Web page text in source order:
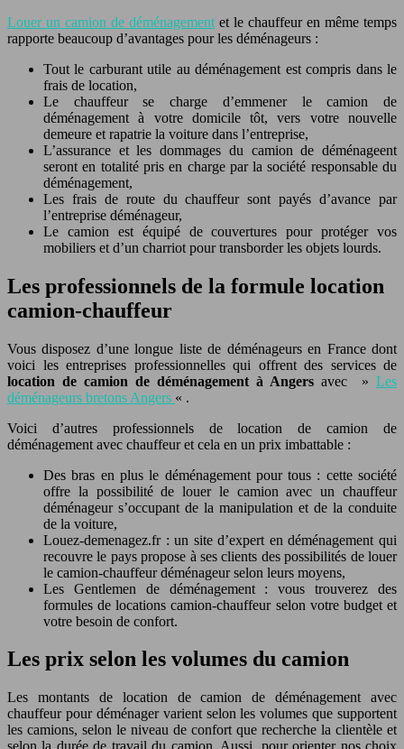
Louer un camion de déménagement et le chauffeur en même temps
rapporte beaucoup d’avantages pour les déménageurs :
Tout le carburant utile au déménagement est compris dans le
frais de location,
Le chauffeur se charge d’emmener le camion de
déménagement à votre domicile tôt, vers votre nouvelle
demeure et rapatrie la voiture dans l’entreprise,
L’assurance et les dommages du camion de déménageent
seront en totalité pris en charge par la société responsable du
déménagement,
Les frais de route du chauffeur sont payés d’avance par
l’entreprise déménageur,
Le camion est équipé de couvertures pour protéger vos
mobiliers et d’un charriot pour transborder les objets lourds.
Les professionnels de la formule location
camion-chauffeur
Vous disposez d’une longue liste de déménageurs en France dont
voici les entreprises professionnelles qui offrent des services de
location de camion de déménagement à Angers avec » Les
déménageurs bretons Angers « .
Voici d’autres professionnels de location de camion de
déménagement avec chauffeur et cela en un prix imbattable :
Des bras en plus le déménagement pour tous : cette société
offre la possibilité de louer le camion avec un chauffeur
déménageur s’occupant de la manipulation et de la conduite
de la voiture,
Louez-demenagez.fr : un site d’expert en déménagement qui
recouvre le pays propose à ses clients des possibilités de louer
le camion-chauffeur déménageur selon leurs moyens,
Les Gentlemen de déménagement : vous trouverez des
formules de locations camion-chauffeur selon votre budget et
votre besoin de confort.
Les prix selon les volumes du camion
Les montants de location de camion de déménagement avec
chauffeur pour déménager varient selon les volumes que supportent
les camions, selon le niveau de confort que recherche la clientèle et